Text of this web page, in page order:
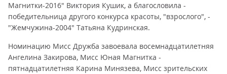
Магнитки-2016" Виктория Кушик, а благословила -
победительница другого конкурса красоты, "взрослого", -
"Жемчужина-2004" Татьяна Кудринская.
Номинацию Мисс Дружба завоевала восемнадцатилетняя
Ангелина Закирова, Мисс Юная Магнитка -
пятнадцатилетняя Карина Минязева, Мисс зрительских